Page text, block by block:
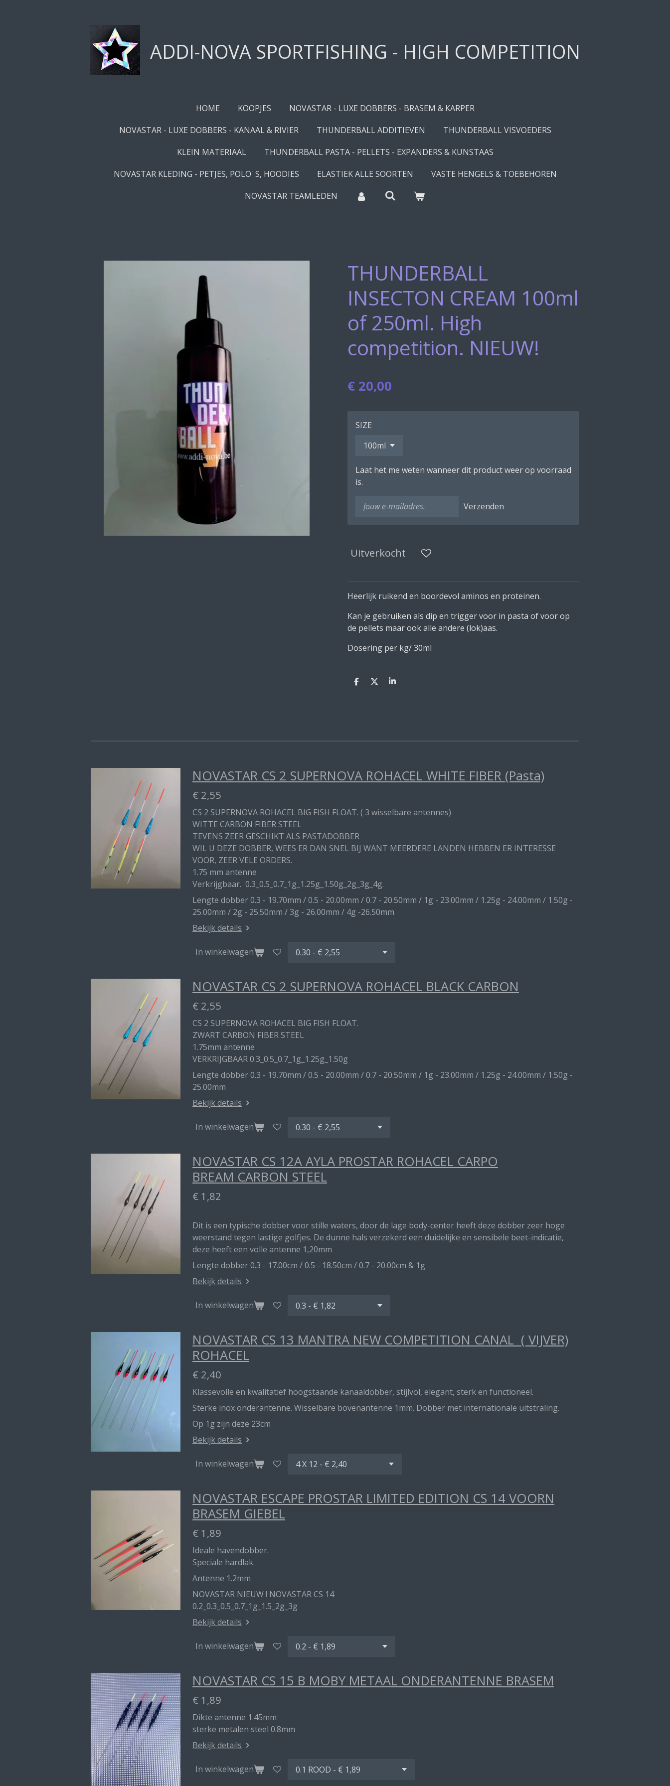
ADDI-NOVA SPORTFISHING - HIGH COMPETITION
HOME KOOPJES
NOVASTAR - LUXE DOBBERS - BRASEM & KARPER
NOVASTAR - LUXE DOBBERS - KANAAL & RIVIER
THUNDERBALL ADDITIEVEN
THUNDERBALL VISVOEDERS
KLEIN MATERIAAL
THUNDERBALL PASTA - PELLETS - EXPANDERS & KUNSTAAS
NOVASTAR KLEDING - PETJES, POLO' S, HOODIES
ELASTIEK ALLE SOORTEN
VASTE HENGELS & TOEBEHOREN
NOVASTAR TEAMLEDEN
THUNDERBALL
INSECTON CREAM 100ml
of 250ml. High
competition. NIEUW!
€ 20,00
SIZE
Laat het me weten wanneer dit product weer op voorraad
is.
Verzenden
Uitverkocht
Heerlijk ruikend en boordevol aminos en proteinen.
Kan je gebruiken als dip en trigger voor in pasta of voor op
de pellets maar ook alle andere (lok)aas.
Dosering per kg/ 30ml
D
D
S
NOVASTAR CS 2 SUPERNOVA ROHACEL WHITE FIBER (Pasta)
€ 2,55
CS 2 SUPERNOVA ROHACEL BIG FISH FLOAT. ( 3 wisselbare antennes)
WITTE CARBON FIBER STEEL
TEVENS ZEER GESCHIKT ALS PASTADOBBER
WIL U DEZE DOBBER, WEES ER DAN SNEL BIJ WANT MEERDERE LANDEN HEBBEN ER INTERESSE
VOOR, ZEER VELE ORDERS.
1.75 mm antenne
Verkrijgbaar. 0.3_0.5_0.7_1g_1.25g_1.50g_2g_3g_4g.
Lengte dobber 0.3 - 19.70mm / 0.5 - 20.00mm / 0.7 - 20.50mm / 1g - 23.00mm / 1.25g - 24.00mm / 1.50g -
25.00mm / 2g - 25.50mm / 3g - 26.00mm / 4g -26.50mm
Bekijk details
In winkelwagen
NOVASTAR CS 2 SUPERNOVA ROHACEL BLACK CARBON
€ 2,55
CS 2 SUPERNOVA ROHACEL BIG FISH FLOAT.
ZWART CARBON FIBER STEEL
1.75mm antenne
VERKRIJGBAAR 0.3_0.5_0.7_1g_1.25g_1.50g
Lengte dobber 0.3 - 19.70mm / 0.5 - 20.00mm / 0.7 - 20.50mm / 1g - 23.00mm / 1.25g - 24.00mm / 1.50g -
25.00mm
Bekijk details
In winkelwagen
NOVASTAR CS 12A AYLA PROSTAR ROHACEL CARPO
BREAM CARBON STEEL
€ 1,82
Dit is een typische dobber voor stille waters, door de lage body-center heeft deze dobber zeer hoge
weerstand tegen lastige golfjes. De dunne hals verzekerd een duidelijke en sensibele beet-indicatie,
deze heeft een volle antenne 1,20mm
Lengte dobber 0.3 - 17.00cm / 0.5 - 18.50cm / 0.7 - 20.00cm & 1g
Bekijk details
In winkelwagen
NOVASTAR CS 13 MANTRA NEW COMPETITION CANAL ( VIJVER)
ROHACEL
€ 2,40
Klassevolle en kwalitatief hoogstaande kanaaldobber, stijlvol, elegant, sterk en functioneel.
Sterke inox onderantenne. Wisselbare bovenantenne 1mm. Dobber met internationale uitstraling.
Op 1g zijn deze 23cm
Bekijk details
In winkelwagen
NOVASTAR ESCAPE PROSTAR LIMITED EDITION CS 14 VOORN
BRASEM GIEBEL
€ 1,89
Ideale havendobber.
Speciale hardlak.
Antenne 1.2mm
NOVASTAR NIEUW ! NOVASTAR CS 14
0.2_0.3_0.5_0.7_1g_1.5_2g_3g
Bekijk details
In winkelwagen
NOVASTAR CS 15 B MOBY METAAL ONDERANTENNE BRASEM
€ 1,89
Dikte antenne 1.45mm
sterke metalen steel 0.8mm
Bekijk details
In winkelwagen